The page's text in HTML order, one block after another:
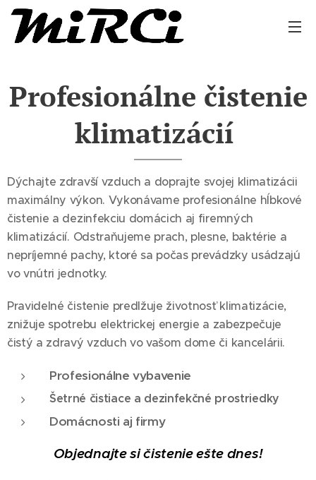
Profesionálne čistenie
klimatizácií
Dýchajte zdravší vzduch a doprajte svojej klimatizácii
maximálny výkon. Vykonávame profesionálne hĺbkové
čistenie a dezinfekciu domácich aj firemných
klimatizácií. Odstraňujeme prach, plesne, baktérie a
nepríjemné pachy, ktoré sa počas prevádzky usádzajú
vo vnútri jednotky.
Pravidelné čistenie predlžuje životnosť klimatizácie,
znižuje spotrebu elektrickej energie a zabezpečuje
čistý a zdravý vzduch vo vašom dome či kancelárii.
Profesionálne vybavenie
Šetrné čistiace a dezinfekčné prostriedky
Domácnosti aj firmy
Objednajte si čistenie ešte dnes!